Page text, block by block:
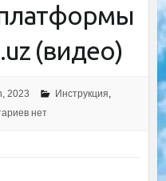
(видео)
2023 Инструкция,
нет